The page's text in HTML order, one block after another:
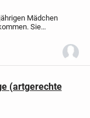
Mädchen
Sie
Ich habe
(artgerechte